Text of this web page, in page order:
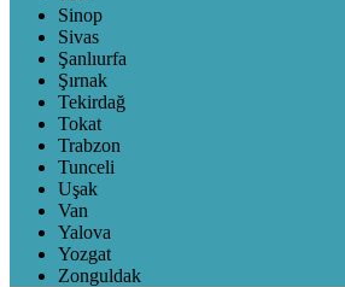
Sinop
Sivas
Şanlıurfa
Şırnak
Tekirdağ
Tokat
Trabzon
Tunceli
Uşak
Van
Yalova
Yozgat
Zonguldak